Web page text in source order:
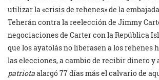
utilizar la «crisis de rehenes» de la
Teherán contra la reelección de Jimmy
negociaciones de Carter con la República
que los ayatolás no liberasen a los rehenes
las elecciones, a cambio de recibir dinero y
patriotaalargó 77 días más el calvario de